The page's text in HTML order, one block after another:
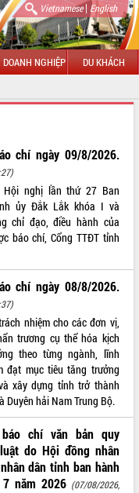
Vietnamese| English
DOANH NGHIỆP DU KHÁCH
chí ngày 09/8/2026.
Hội nghị lần thứ 27 Ban
ủy Đắk Lắk khóa I và
chỉ đạo, điều hành của
báo chí, Cổng TTĐT tỉnh
chí ngày 08/8/2026.
nhiệm cho các đơn vị,
trương cụ thể hóa kịch
theo từng ngành, lĩnh
đạt mục tiêu tăng trưởng
xây dựng tỉnh trở thành
Duyên hải Nam Trung Bộ.
chí văn bản quy
do Hội đồng nhân
dân tỉnh ban hành
năm 2026 (07/08/2026,